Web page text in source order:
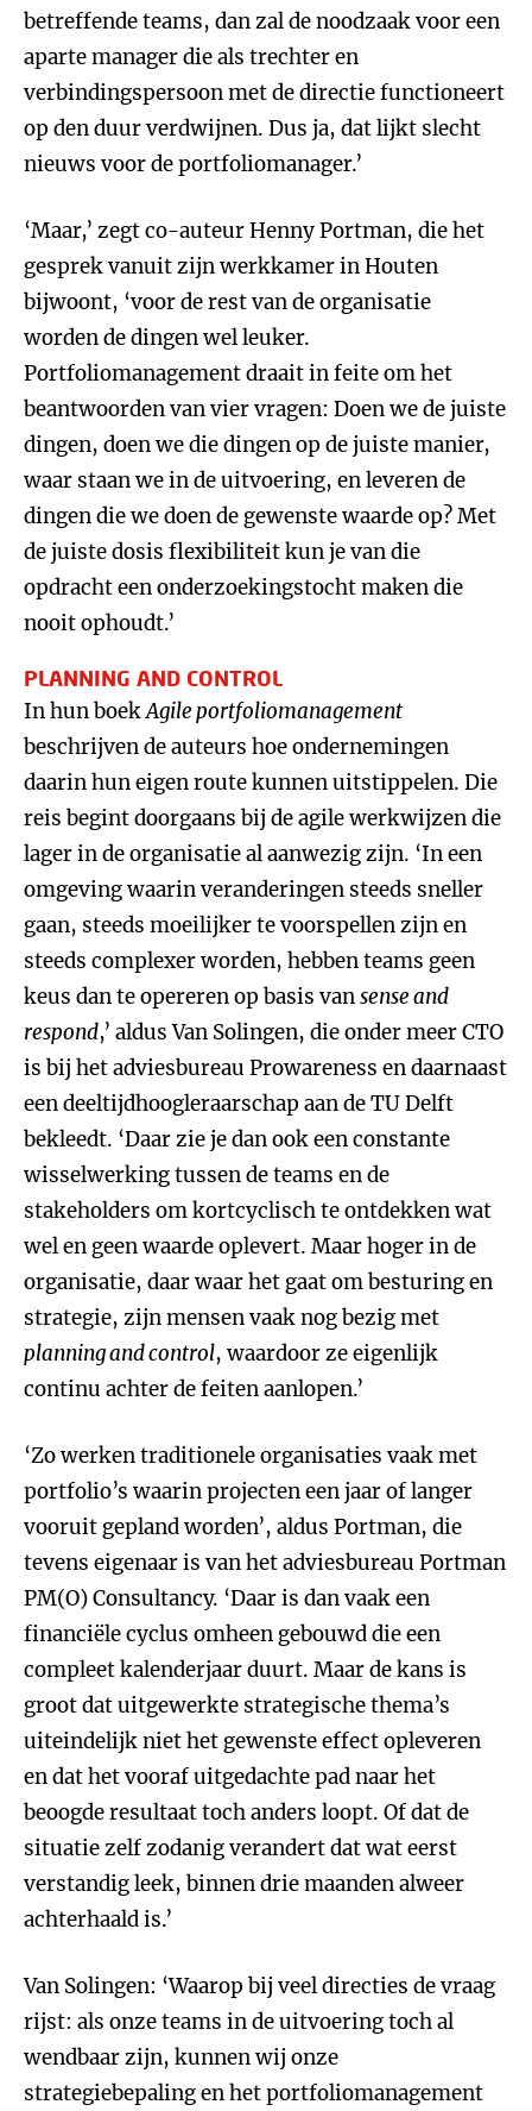
betreffende teams, dan zal de noodzaak voor een
aparte manager die als trechter en
verbindingspersoon met de directie functioneert
op den duur verdwijnen. Dus ja, dat lijkt slecht
nieuws voor de portfoliomanager.’
‘Maar,’ zegt co-auteur Henny Portman, die het
gesprek vanuit zijn werkkamer in Houten
bijwoont, ‘voor de rest van de organisatie
worden de dingen wel leuker.
Portfoliomanagement draait in feite om het
beantwoorden van vier vragen: Doen we de juiste
dingen, doen we die dingen op de juiste manier,
waar staan we in de uitvoering, en leveren de
dingen die we doen de gewenste waarde op? Met
de juiste dosis flexibiliteit kun je van die
opdracht een onderzoekingstocht maken die
nooit ophoudt.’
PLANNING AND CONTROL
In hun boekAgile portfoliomanagement
beschrijven de auteurs hoe ondernemingen
daarin hun eigen route kunnen uitstippelen. Die
reis begint doorgaans bij de agile werkwijzen die
lager in de organisatie al aanwezig zijn. ‘In een
omgeving waarin veranderingen steeds sneller
gaan, steeds moeilijker te voorspellen zijn en
steeds complexer worden, hebben teams geen
keus dan te opereren op basis vansense and
respond,’ aldus Van Solingen, die onder meer CTO
is bij het adviesbureau Prowareness en daarnaast
een deeltijdhoogleraarschap aan de TU Delft
bekleedt. ‘Daar zie je dan ook een constante
wisselwerking tussen de teams en de
stakeholders om kortcyclisch te ontdekken wat
wel en geen waarde oplevert. Maar hoger in de
organisatie, daar waar het gaat om besturing en
strategie, zijn mensen vaak nog bezig met
planning and control, waardoor ze eigenlijk
continu achter de feiten aanlopen.’
‘Zo werken traditionele organisaties vaak met
portfolio’s waarin projecten een jaar of langer
vooruit gepland worden’, aldus Portman, die
tevens eigenaar is van het adviesbureau Portman
PM(O) Consultancy. ‘Daar is dan vaak een
financiële cyclus omheen gebouwd die een
compleet kalenderjaar duurt. Maar de kans is
groot dat uitgewerkte strategische thema’s
uiteindelijk niet het gewenste effect opleveren
en dat het vooraf uitgedachte pad naar het
beoogde resultaat toch anders loopt. Of dat de
situatie zelf zodanig verandert dat wat eerst
verstandig leek, binnen drie maanden alweer
achterhaald is.’
Van Solingen: ‘Waarop bij veel directies de vraag
rijst: als onze teams in de uitvoering toch al
wendbaar zijn, kunnen wij onze
strategiebepaling en het portfoliomanagement